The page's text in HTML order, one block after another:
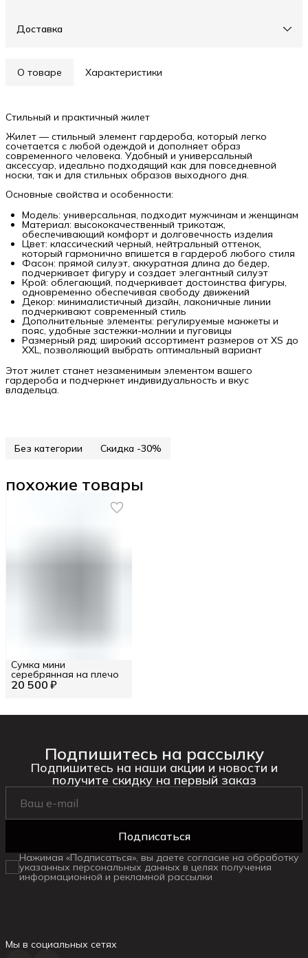
Доставка
О товаре Характеристики
Стильный и практичный жилет
Жилет — стильный элемент гардероба, который легко
сочетается с любой одеждой и дополняет образ
современного человека. Удобный и универсальный
аксессуар, идеально подходящий как для повседневной
носки, так и для стильных образов выходного дня.
Основные свойства и особенности:
Модель: универсальная, подходит мужчинам и женщинам
Материал: высококачественный трикотаж,
обеспечивающий комфорт и долговечность изделия
Цвет: классический черный, нейтральный оттенок,
который гармонично впишется в гардероб любого стиля
Фасон: прямой силуэт, аккуратная длина до бедер,
подчеркивает фигуру и создает элегантный силуэт
Крой: облегающий, подчеркивает достоинства фигуры,
одновременно обеспечивая свободу движений
Декор: минималистичный дизайн, лаконичные линии
подчеркивают современный стиль
Дополнительные элементы: регулируемые манжеты и
пояс, удобные застежки-молнии и пуговицы
Размерный ряд: широкий ассортимент размеров от XS до
XXL, позволяющий выбрать оптимальный вариант
Этот жилет станет незаменимым элементом вашего
гардероба и подчеркнет индивидуальность и вкус
владельца.
Без категории Скидка -30%
похожие товары
20 500 ₽
Сумка мини
серебрянная на плечо
Подпишитесь на рассылку
Подпишитесь на наши акции и новости и
получите скидку на первый заказ
Подписаться
Нажимая «Подписаться», вы даете согласие на обработку
указанных персональных данных в целях получения
информационной и рекламной рассылки
Мы в социальных сетях